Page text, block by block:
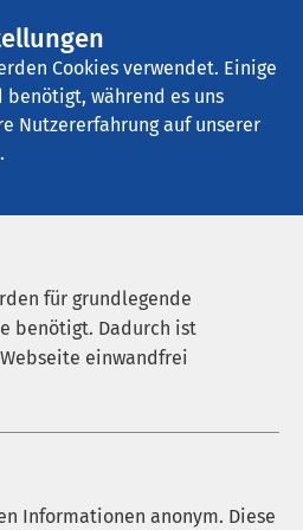
Cookies verwendet. Einige
benötigt, während es uns
Nutzererfahrung auf unserer
für grundlegende
benötigt. Dadurch ist
einwandfrei
Informationen anonym. Diese
Holstein mbH